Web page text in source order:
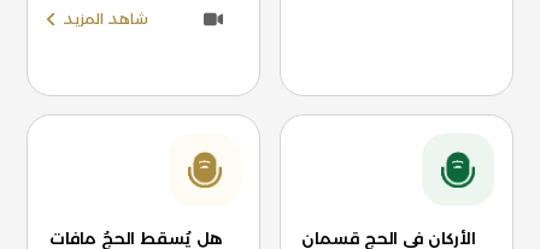
شاهد المزيد
الأركان في الحج قسمان هل يُسقط الحجُ مافات